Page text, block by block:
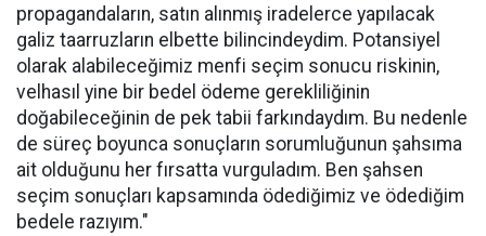
propagandaların, satın alınmış iradelerce yapılacak
galiz taarruzların elbette bilincindeydim. Potansiyel
olarak alabileceğimiz menfi seçim sonucu riskinin,
velhasıl yine bir bedel ödeme gerekliliğinin
doğabileceğinin de pek tabii farkındaydım. Bu nedenle
de süreç boyunca sonuçların sorumluğunun şahsıma
ait olduğunu her fırsatta vurguladım. Ben şahsen
seçim sonuçları kapsamında ödediğimiz ve ödediğim
bedele razıyım."